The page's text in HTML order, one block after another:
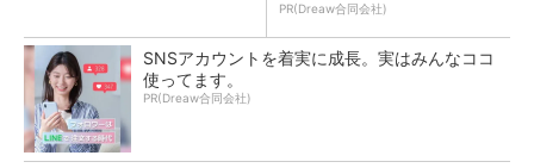
PR(Dreaw合同会社)
SNSアカウントを着実に成長。実はみんなココ
使ってます。
PR(Dreaw合同会社)